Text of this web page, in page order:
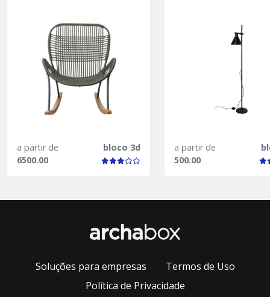
a partir de
6500.00
bloco 3d
a partir de
500.00
Soluções para empresas
Termos de Uso
Política de Privacidade